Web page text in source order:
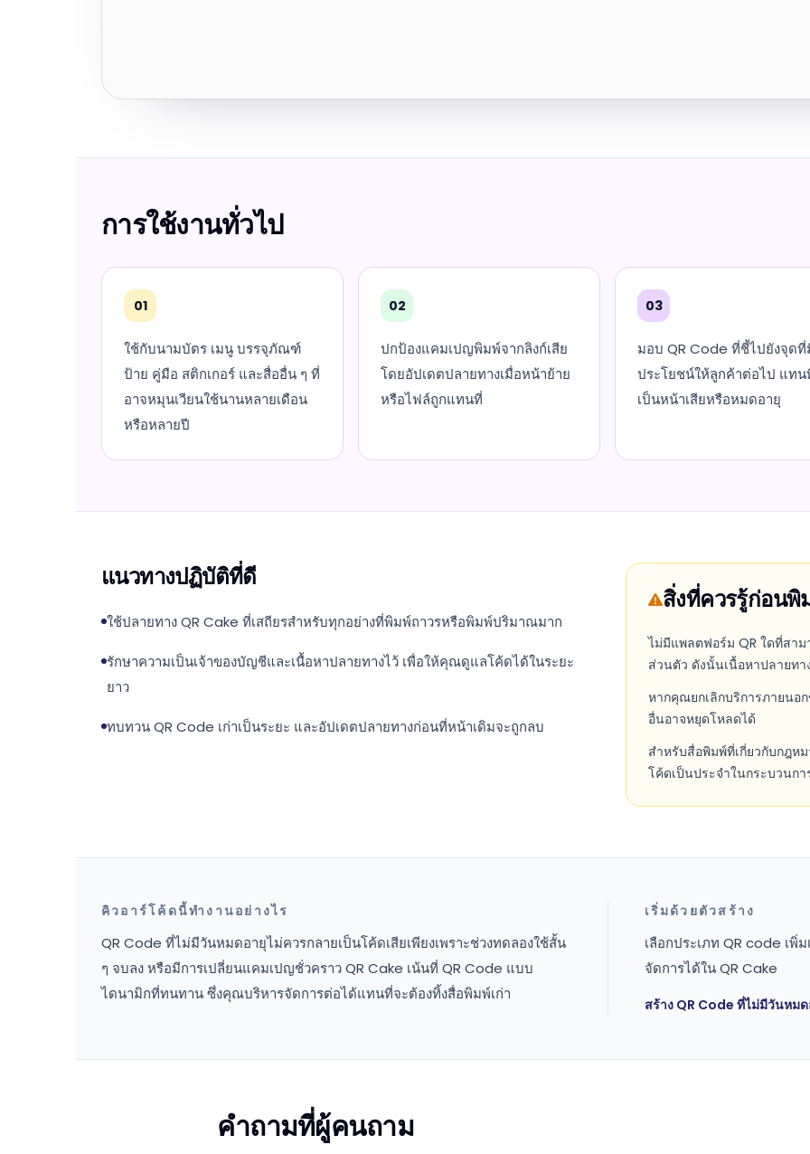
การใช้งานทั่วไป
01
ใช้กับนามบัตร เมนู บรรจุภัณฑ์
ป้าย คู่มือ สติกเกอร์ และสื่ออื่น ๆ ที่
อาจหมุนเวียนใช้นานหลายเดือน
หรือหลายปี
02
ปกป้องแคมเปญพิมพ์จากลิงก์เสีย
โดยอัปเดตปลายทางเมื่อหน้าย้าย
หรือไฟล์ถูกแทนที่
03
มอบ QR Code ที่ชี้ไปยังจุดที่
ประโยชน์ให้ลูกค้าต่อไป แทน
เป็นหน้าเสียหรือหมดอายุ
แนวทางปฏิบัติที่ดี
ใช้ปลายทาง QR Cake ที่เสถียรสำหรับทุกอย่างที่พิมพ์ถาวรหรือพิมพ์ปริมาณมาก
รักษาความเป็นเจ้าของบัญชีและเนื้อหาปลายทางไว้ เพื่อให้คุณดูแลโค้ดได้ในระยะ
ยาว
ทบทวน QR Code เก่าเป็นระยะ และอัปเดตปลายทางก่อนที่หน้าเดิมจะถูกลบ
สิ่งที่ควรรู้ก่อนพิ
ไม่มีแพลตฟอร์ม QR ใดที่สา
ส่วนตัว ดังนั้นเนื้อหาปลายท
หากคุณยกเลิกบริการภายนอ
อื่นอาจหยุดโหลดได้
สำหรับสื่อพิมพ์ที่เกี่ยวกับกฎห
โค้ดเป็นประจำในกระบวนก
คิวอาร์โค้ดนี้ทำงานอย่างไร
QR Code ที่ไม่มีวันหมดอายุไม่ควรกลายเป็นโค้ดเสียเพียงเพราะช่วงทดลองใช้สั้น
ๆ จบลง หรือมีการเปลี่ยนแคมเปญชั่วคราว QR Cake เน้นที่ QR Code แบบ
ไดนามิกที่ทนทาน ซึ่งคุณบริหารจัดการต่อได้แทนที่จะต้องทิ้งสื่อพิมพ์เก่า
เริ่มด้วยตัวสร้าง
เลือกประเภท QR code เ
จัดการได้ใน QR Cake
สร้าง QR Code ที่ไม่มีวันหม
คำถามที่ผู้คนถาม